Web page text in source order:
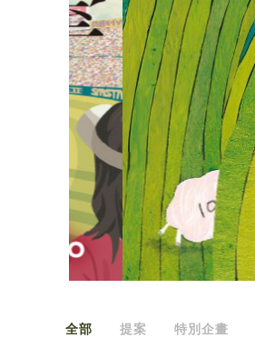
全部 提案 特別企畫